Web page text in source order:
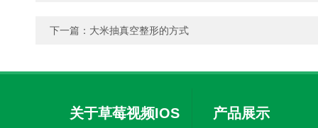
下一篇： 大米抽真空整形的方式
关于草莓视频IOS
产品展示